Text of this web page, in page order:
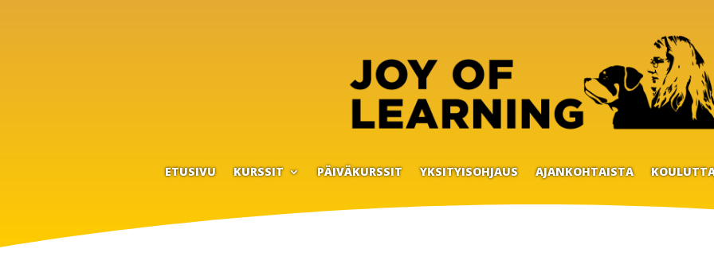
ETUSIVU KURSSIT PÄIVÄKURSSIT YKSITYISOHJAUS AJANKOHTAISTA